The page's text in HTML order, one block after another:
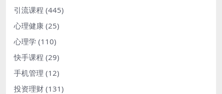
引流课程 (445)
心理健康 (25)
心理学 (110)
快手课程 (29)
手机管理 (12)
投资理财 (131)